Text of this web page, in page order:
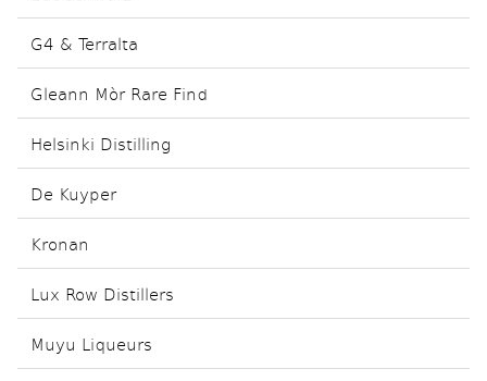
G4 & Terralta
Gleann Mòr Rare Find
Helsinki Distilling
De Kuyper
Kronan
Lux Row Distillers
Muyu Liqueurs